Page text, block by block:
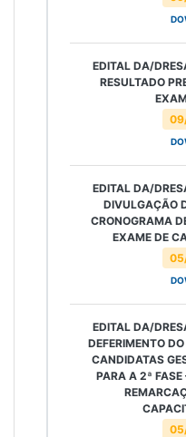
EDITAL DA/
RESULTADO
EDITAL DA/
DIVULGAÇÃO
CRONOGRAMA
EXAME DE
EDITAL DA/
DEFERIMENTO
CANDIDATAS
PARA A 2ª FASE